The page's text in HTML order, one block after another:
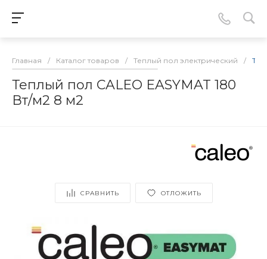
Главная / Каталог товаров / Теплый пол электрический /
Теплый пол CALEO EASYMAT 180
Вт/м2 8 м2
СРАВНИТЬ ОТЛОЖИТЬ